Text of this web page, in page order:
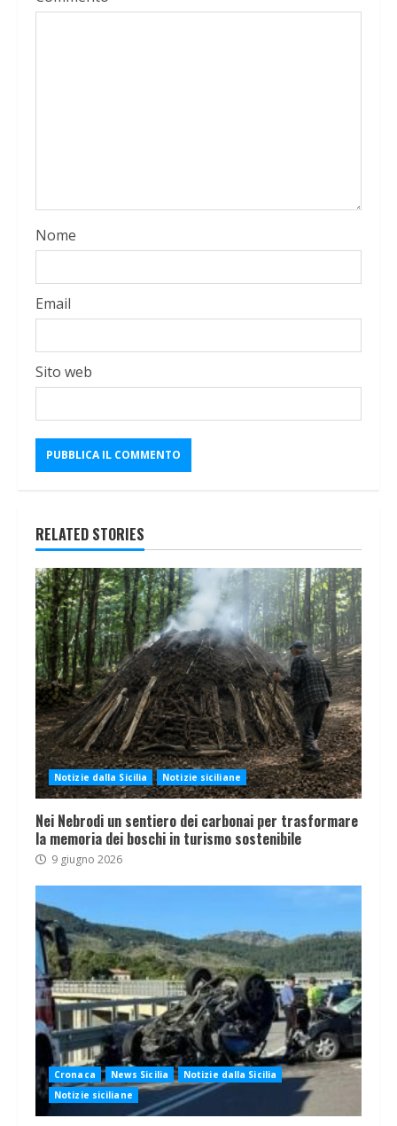
Nome
Email
Sito web
RELATED STORIES
Notizie dalla Sicilia Notizie siciliane
Nei Nebrodi un sentiero dei carbonai per trasformare
la memoria dei boschi in turismo sostenibile
9 giugno 2026
Cronaca News Sicilia
Notizie dalla Sicilia
Notizie siciliane